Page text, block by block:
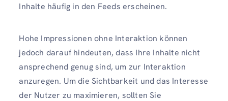
Inhalte häufig in den Feeds erscheinen.
Hohe Impressionen ohne Interaktion können
jedoch darauf hindeuten, dass Ihre Inhalte nicht
ansprechend genug sind, um zur Interaktion
anzuregen. Um die Sichtbarkeit und das Interesse
der Nutzer zu maximieren, sollten Sie